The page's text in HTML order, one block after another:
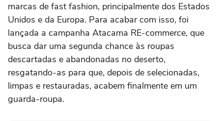
marcas de fast fashion, principalmente dos Estados
Unidos e da Europa. Para acabar com isso, foi
lançada a campanha Atacama RE-commerce, que
busca dar uma segunda chance às roupas
descartadas e abandonadas no deserto,
resgatando-as para que, depois de selecionadas,
limpas e restauradas, acabem finalmente em um
guarda-roupa.